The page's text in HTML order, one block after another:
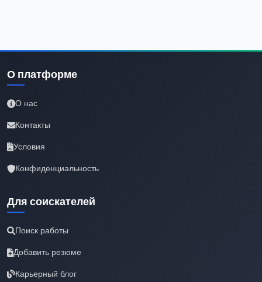
О платформе
О нас
Контакты
Условия
Конфиденциальность
Для соискателей
Поиск работы
Добавить резюме
Карьерный блог